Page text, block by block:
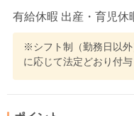
有給休暇 出産・育児休
※シフト制（勤務日以
に応じて法定どおり付与